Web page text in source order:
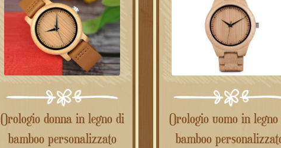
Orologio donna in legno di
bamboo personalizzato
Orologio uomo in legno di
bamboo